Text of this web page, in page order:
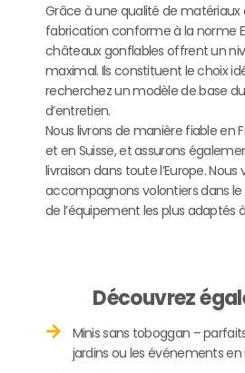
Grâce à une qualité de
fabrication conforme à la norme
châteaux gonflables offrent un
maximal. Ils constituent le choix
recherchez un modèle de base
d’entretien.
Nous livrons de manière fiable en
et en Suisse, et assurons
livraison dans toute l’Europe. Nous
accompagnons volontiers dans le
de l’équipement les plus adaptés
Découvrez
Minis sans toboggan –
jardins ou les événements en